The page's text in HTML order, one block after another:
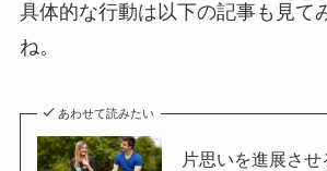
具体的な行動は以下の記事も見て
ね。
あわせて読みたい
片思いを進展さ